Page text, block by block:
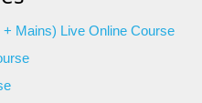
Mains) Live Online Course